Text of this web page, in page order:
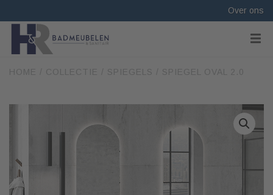
Over ons
HOME COLLECTIE SPIEGELS / SPIEGEL OVAL 2.0